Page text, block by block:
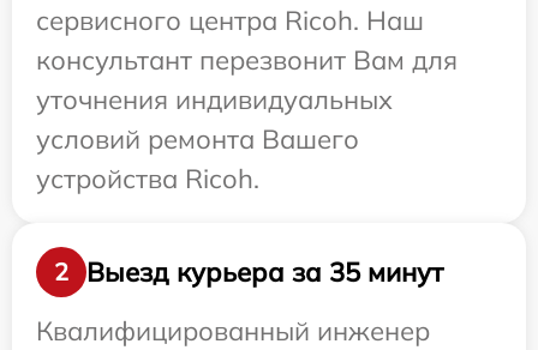
сервисного центра Ricoh. Наш
консультант перезвонит Вам для
уточнения индивидуальных
условий ремонта Вашего
устройства Ricoh.
2
Выезд курьера за 35 минут
Квалифицированный инженер